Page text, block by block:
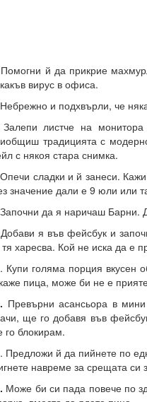
Помогни й да прикрие
вирус в офиса.
Небрежно и подхвърли, че
Залепи листче на
традицията с
с някоя стара снимка.
Опечи сладки и й занеси.
значение дали е 9 юли или
да я наричаш Барни.
Добави я във фейсбук и
харесва. Кой не иска да е
. Купи голяма порция вкусен
пица, може би не е
Превърни асансьора в
ще го добавя във
го блокирам.
. Предложи й да пийнете по
навреме за срещата си
Може би си пада повече по